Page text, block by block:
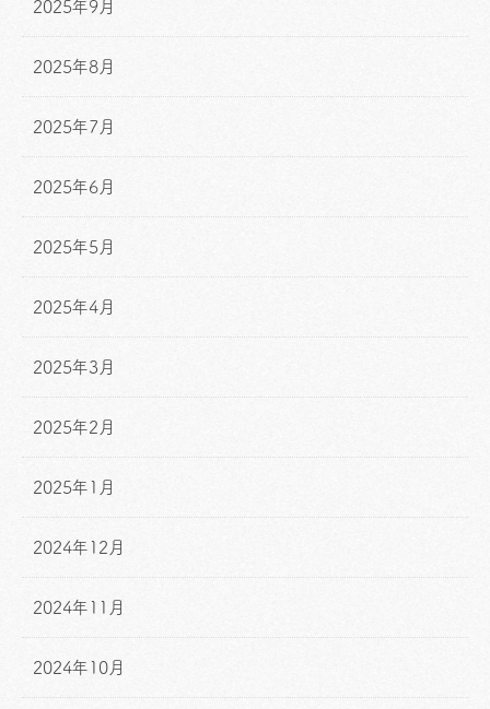
2025年9月
2025年8月
2025年7月
2025年6月
2025年5月
2025年4月
2025年3月
2025年2月
2025年1月
2024年12月
2024年11月
2024年10月